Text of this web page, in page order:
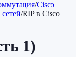
/Cisco
/RIP в Cisco
1)